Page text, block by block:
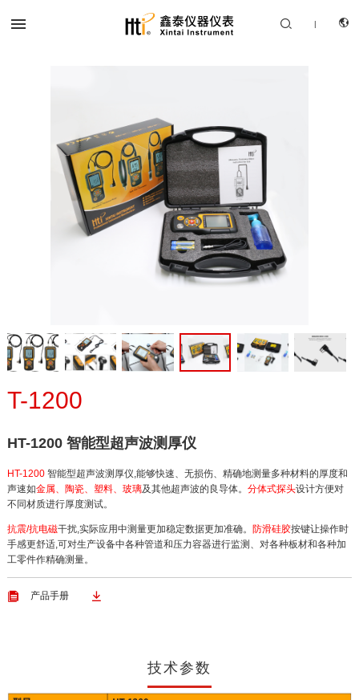
产品中心
解决方案
服务支持
关于我们
 | 
T-1200
HT-1200 智能型超声波测厚仪
HT-1200 智能型超声波测厚仪,能够快速、无损伤、精确地测量多种材料的厚度和
声速如金属、陶瓷、塑料、玻璃及其他超声波的良导体。 分体式探头设计方便对
不同材质进行厚度测试。
抗震/抗电磁干扰,实际应用中测量更加稳定数据更加准确。 防滑硅胶按键让操作时
手感更舒适,可对生产设备中各种管道和压力容器进行监测、对各种板材和各种加
工零件作精确测量。
 产品手册 
技术参数